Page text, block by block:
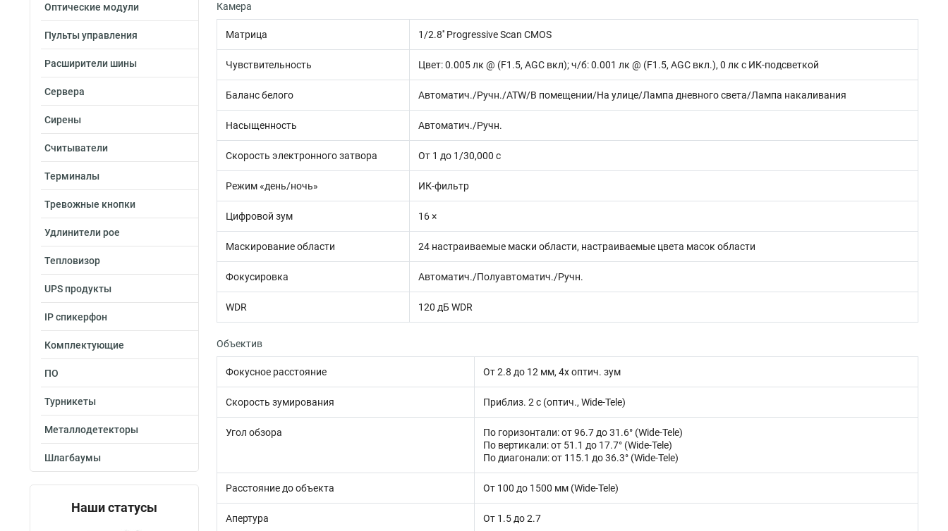
Оптические модули
Пульты управления
Расширители шины
Сервера
Сирены
Считыватели
Терминалы
Тревожные кнопки
Удлинители poe
Тепловизор
UPS продукты
IP спикерфон
Комплектующие
ПО
Турникеты
Металлодетекторы
Шлагбаумы
Наши статусы
Камера
Матрица 1/2.8'' Progressive Scan CMOS
Чувствительность Цвет: 0.005 лк @ (F1.5, AGC вкл); ч/б: 0.001 лк @ (F1.5, AGC вкл.), 0 лк с ИК-подсветкой
Баланс белого Автоматич./Ручн./ATW/В помещении/На улице/Лампа дневного света/Лампа накаливания
Насыщенность Автоматич./Ручн.
Скорость электронного затвора От 1 до 1/30,000 с
Режим «день/ночь» ИК-фильтр
Цифровой зум 16 ×
Маскирование области 24 настраиваемые маски области, настраиваемые цвета масок области
Фокусировка Автоматич./Полуавтоматич./Ручн.
WDR 120 дБ WDR
Объектив
Фокусное расстояние От 2.8 до 12 мм, 4х оптич. зум
Скорость зумирования Приблиз. 2 с (оптич., Wide-Tele)
Угол обзора
По горизонтали: от 96.7 до 31.6° (Wide-Tele)
По вертикали: от 51.1 до 17.7° (Wide-Tele)
По диагонали: от 115.1 до 36.3° (Wide-Tele)
Расстояние до объекта От 100 до 1500 мм (Wide-Tele)
Апертура От 1.5 до 2.7